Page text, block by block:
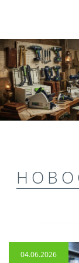
04.06.2026